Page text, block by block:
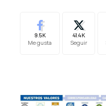
9.5K
Me gusta
41.4K
Seguir